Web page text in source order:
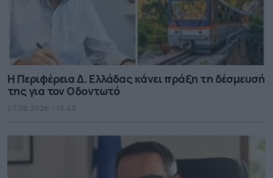
Η Περιφέρεια Δ. Ελλάδας κάνει πράξη τη δέσμευσή
της για τον Οδοντωτό
07.08.2026 - 15.43